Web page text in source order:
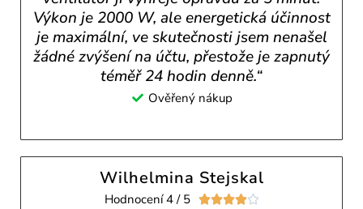
Výkon je 2000 W, ale energetická účinnost
je maximální, ve skutečnosti jsem nenašel
žádné zvýšení na účtu, přestože je zapnutý
téměř 24 hodin denně.“
Ověřený nákup
Wilhelmina Stejskal
Hodnocení 4 / 5 